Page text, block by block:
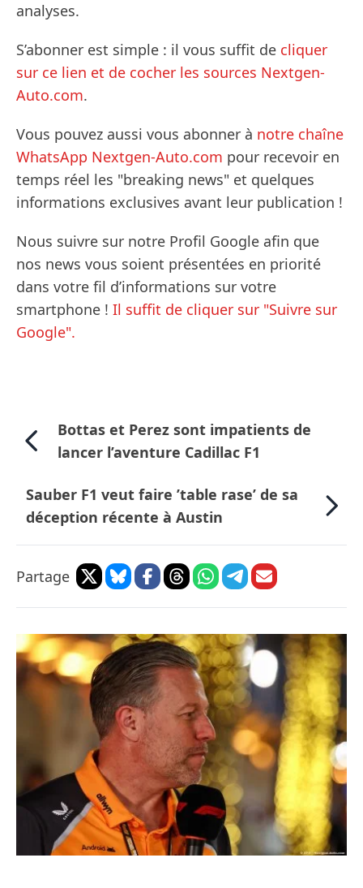
analyses.
S’abonner est simple : il vous suffit de cliquer
sur ce lien et de cocher les sources Nextgen-
Auto.com.
Vous pouvez aussi vous abonner à notre chaîne
WhatsApp Nextgen-Auto.com pour recevoir en
temps réel les "breaking news" et quelques
informations exclusives avant leur publication !
Nous suivre sur notre Profil Google afin que
nos news vous soient présentées en priorité
dans votre fil d’informations sur votre
smartphone ! Il suffit de cliquer sur "Suivre sur
Google".
Bottas et Perez sont impatients de
lancer l’aventure Cadillac F1
Sauber F1 veut faire ’table rase’ de sa
déception récente à Austin
Partage